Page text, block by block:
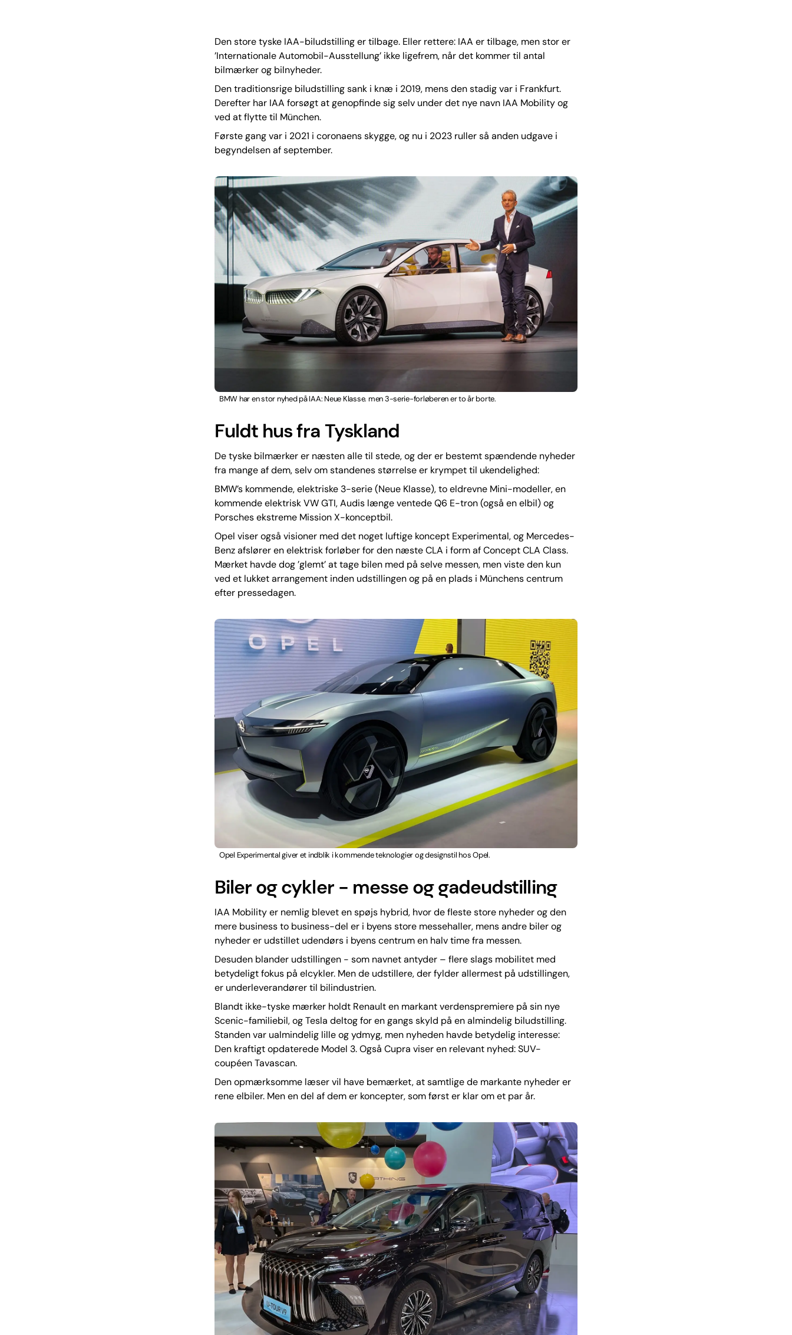
Den store tyske IAA-biludstilling er tilbage. Eller rettere: IAA er tilbage, men stor er
’Internationale Automobil-Ausstellung’ ikke ligefrem, når det kommer til antal
bilmærker og bilnyheder.
Den traditionsrige biludstilling sank i knæ i 2019, mens den stadig var i Frankfurt.
Derefter har IAA forsøgt at genopfinde sig selv under det nye navn IAA Mobility og
ved at flytte til München.
Første gang var i 2021 i coronaens skygge, og nu i 2023 ruller så anden udgave i
begyndelsen af september.
BMW har en stor nyhed på IAA: Neue Klasse. men 3-serie-forløberen er to år borte.
Fuldt hus fra Tyskland
De tyske bilmærker er næsten alle til stede, og der er bestemt spændende nyheder
fra mange af dem, selv om standenes størrelse er krympet til ukendelighed:
BMW’s kommende, elektriske 3-serie (Neue Klasse), to eldrevne Mini-modeller, en
kommende elektrisk VW GTI, Audis længe ventede Q6 E-tron (også en elbil) og
Porsches ekstreme Mission X-konceptbil.
Opel viser også visioner med det noget luftige koncept Experimental, og Mercedes-
Benz afslører en elektrisk forløber for den næste CLA i form af Concept CLA Class.
Mærket havde dog ’glemt’ at tage bilen med på selve messen, men viste den kun
ved et lukket arrangement inden udstillingen og på en plads i Münchens centrum
efter pressedagen.
Opel Experimental giver et indblik i kommende teknologier og designstil hos Opel.
Biler og cykler - messe og gadeudstilling
IAA Mobility er nemlig blevet en spøjs hybrid, hvor de fleste store nyheder og den
mere business to business-del er i byens store messehaller, mens andre biler og
nyheder er udstillet udendørs i byens centrum en halv time fra messen.
Desuden blander udstillingen - som navnet antyder – flere slags mobilitet med
betydeligt fokus på elcykler. Men de udstillere, der fylder allermest på udstillingen,
er underleverandører til bilindustrien.
Blandt ikke-tyske mærker holdt Renault en markant verdenspremiere på sin nye
Scenic-familiebil, og Tesla deltog for en gangs skyld på en almindelig biludstilling.
Standen var ualmindelig lille og ydmyg, men nyheden havde betydelig interesse:
Den kraftigt opdaterede Model 3. Også Cupra viser en relevant nyhed: SUV-
coupéen Tavascan.
Den opmærksomme læser vil have bemærket, at samtlige de markante nyheder er
rene elbiler. Men en del af dem er koncepter, som først er klar om et par år.